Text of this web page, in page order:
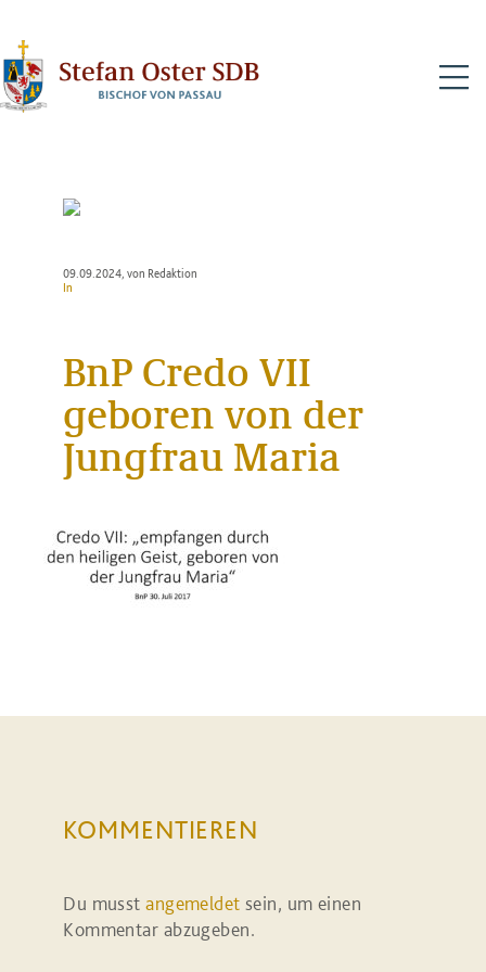
09.09.2024, von Redaktion
In
BnP Credo VII
geboren von der
Jungfrau Maria
KOMMENTIEREN
Du musstangemeldet sein, um einen
Kommentar abzugeben.